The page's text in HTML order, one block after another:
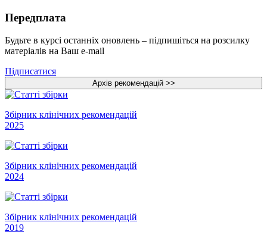
Передплата
Будьте в курсі останніх оновлень – підпишіться на розсилку
матеріалів на Ваш e-mail
Підписатися
Збірник клінічних рекомендацій
2025
Збірник клінічних рекомендацій
2024
Збірник клінічних рекомендацій
2019